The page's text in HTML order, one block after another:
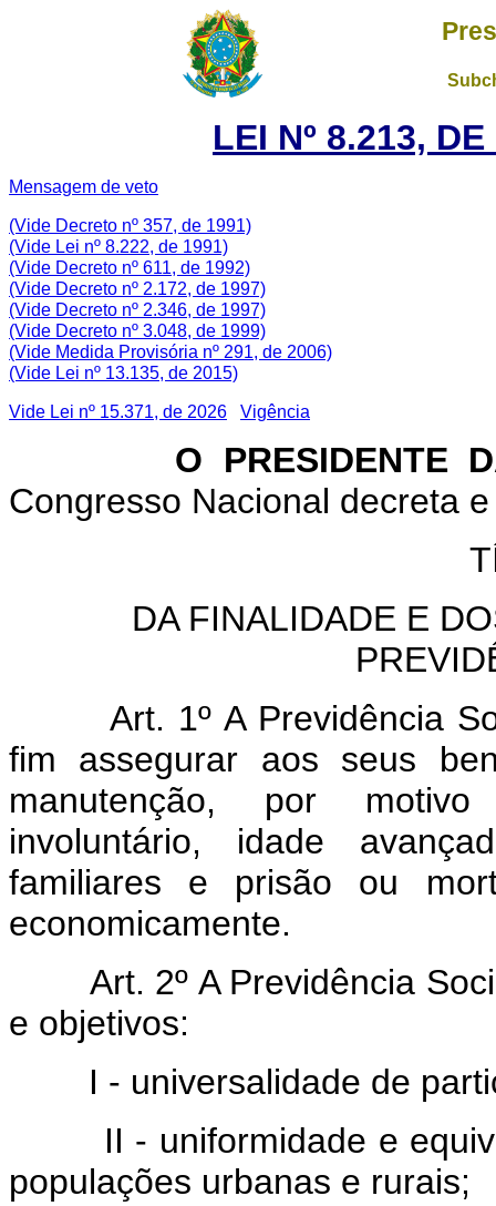
LEI Nº 8.213,
Mensagem de veto
(Vide Decreto nº 357, de 1991)
(Vide Lei nº 8.222, de 1991)
(Vide Decreto nº 611, de 1992)
(Vide Decreto nº 2.172, de 1997)
(Vide Decreto nº 2.346, de 1997)
(Vide Decreto nº 3.048, de 1999)
(Vide Medida Provisória nº 291, de 2006)
(Vide Lei nº 13.135, de 2015)
Vide Lei nº 15.371, de 2026
Vigência
O PRESIDENTE DA
Congresso Nacional decreta
DA FINALIDADE E
Art. 1º A Previdência
fim assegurar aos seus
manutenção, por
involuntário, idade
familiares e prisão ou
economicamente.
Art. 2º A Previdência
e objetivos:
I - universalidade de
II - uniformidade e
populações urbanas e rurais;